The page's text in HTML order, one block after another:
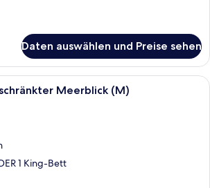
Daten auswählen und Preise sehen
Ein Hotelzimmer mit zwei Betten,
Meerblick (M)
1 King-Bett